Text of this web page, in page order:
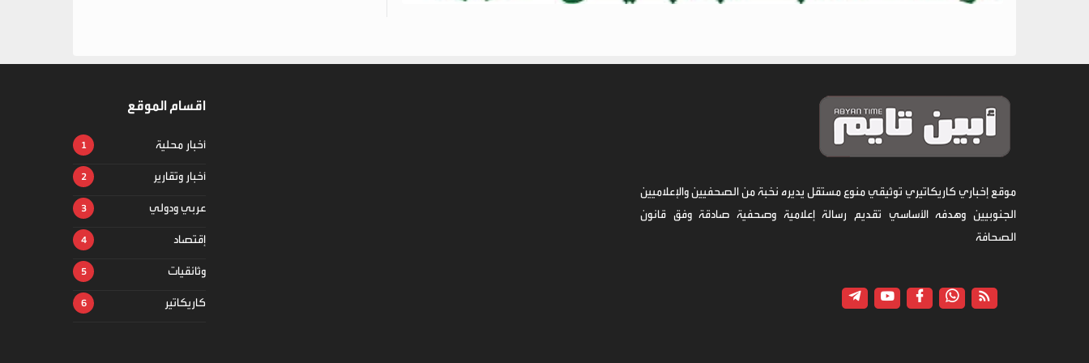
موقع إخباري كاريكاتيري توثيقي منوع مستقل يديره نخبة من الصحفيين والإعلاميين
الجنوبيين وهدفه الأساسي تقديم رسالة إعلامية وصحفية صادقة وفق قانون
الصحافة
اقسام الموقع
أخبار محلية
أخبار وتقارير
عربي ودولي
إقتصاد
وثائقيات
كاريكاتير